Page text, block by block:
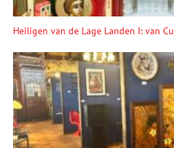
Heiligen van de Lage Landen I: van